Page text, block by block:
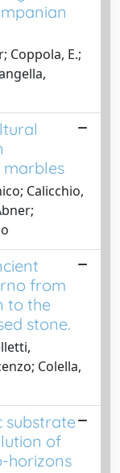
Coppola, E.;
marbles
Calicchio,
from
to the
stone.
Colella,
substrate
of
horizons